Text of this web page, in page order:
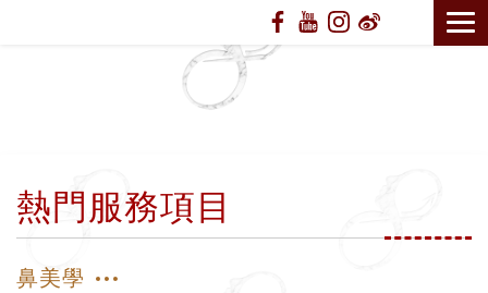
熱門服務項目
鼻美學